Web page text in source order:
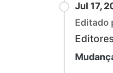
Jul 17,
Editado